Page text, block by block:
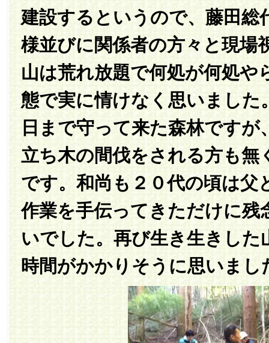
建設するというので、藤田総
様並びに関係者の方々と現場
山は荒れ放題で何処が何処や
態で実に情けなく思いました
日まで守って来た森林です
立ち木の間伐をされる方も無
です。和尚も２０代の頃は父
作業を手伝ってきただけに残
いでした。再び生き生きした
時間がかかりそうに思いまし